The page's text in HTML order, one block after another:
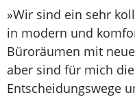
»Wir sind ein sehr
in modern und
Büroräumen mit
aber sind für mich
Entscheidungswege